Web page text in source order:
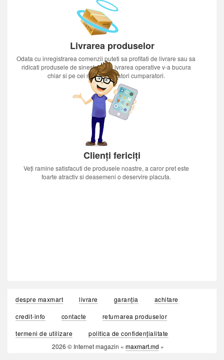
Livrarea produselor
Odata cu inregistrarea comenzii puteti sa profitati de livrare sau sa
ridicati produsele de sinestatator.Livrarea operative v-a bucura
chiar si pe cei mai nerabdatori cumparatori.
Clienți fericiți
Veți ramine satisfacuti de produsele noastre, a caror pret este
foarte atractiv si deasemeni o deservire placuta.
despre maxmart livrare garanția
achitare
credit-info
contacte
returnarea produselor
termeni de utilizare
politica de confidențialitate
2026 © Internet magazin « maxmart.md »